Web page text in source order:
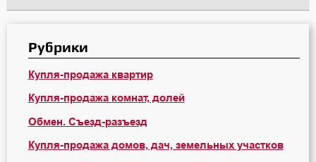
Рубрики
Купля-продажа квартир
Купля-продажа комнат, долей
Обмен. Съезд-разъезд
Купля-продажа домов, дач, земельных участков